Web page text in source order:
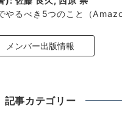
やるべき5つのこと（
メンバー出版情報
記事カテゴリー